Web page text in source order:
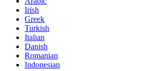
Irish
Greek
Turkish
Italian
Danish
Romanian
Indonesian